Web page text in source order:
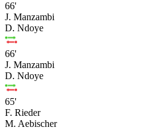
66'
J. Manzambi
D. Ndoye
66'
J. Manzambi
D. Ndoye
65'
F. Rieder
M. Aebischer